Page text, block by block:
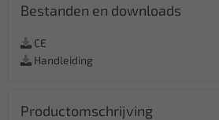
Bestanden en downloads
CE
Handleiding
Productomschrijving